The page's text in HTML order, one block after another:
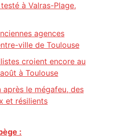
à Valras-Plage,
agences
ville de Toulouse
croient encore au
à Toulouse
après le mégafeu, des
et résilients
: